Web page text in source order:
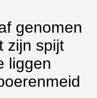
genomen
zijn spijt
liggen